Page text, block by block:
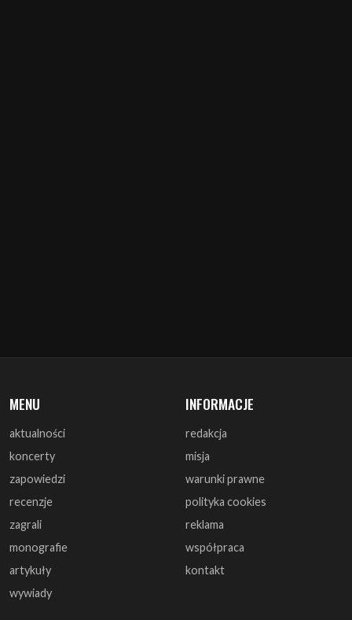
MENU
aktualności
koncerty
zapowiedzi
recenzje
zagrali
monografie
artykuły
wywiady
INFORMACJE
redakcja
misja
warunki prawne
polityka cookies
reklama
współpraca
kontakt